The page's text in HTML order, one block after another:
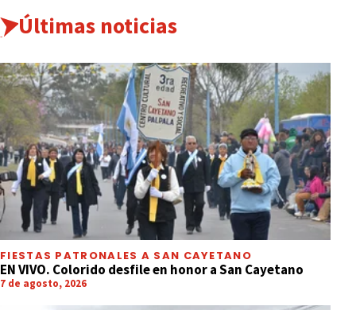
Últimas noticias
FIESTAS PATRONALES A SAN CAYETANO
EN VIVO. Colorido desfile en honor a San Cayetano
7 de agosto, 2026